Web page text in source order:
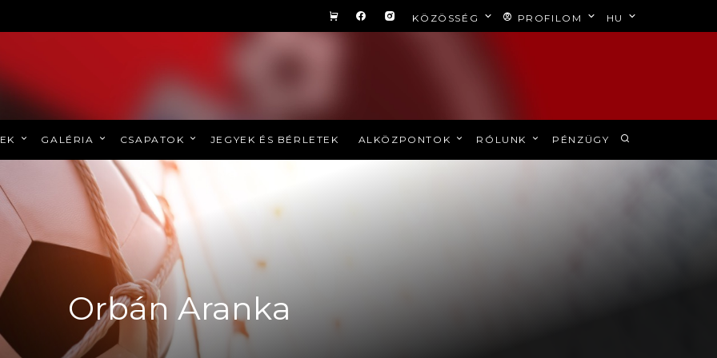
KÖZÖSSÉG PROFILOM HU
GALÉRIA CSAPATOK JEGYEK ÉS BÉRLETEK ALKÖZPONTOK RÓLUNK PÉNZÜGY
Orbán Aranka